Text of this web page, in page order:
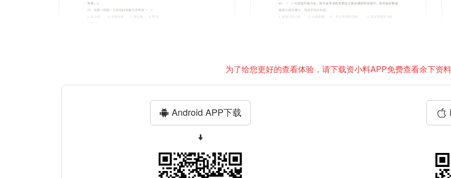
为了给您更好的查看体验，请下载资小料APP免费查看余下资料
Android APP下载